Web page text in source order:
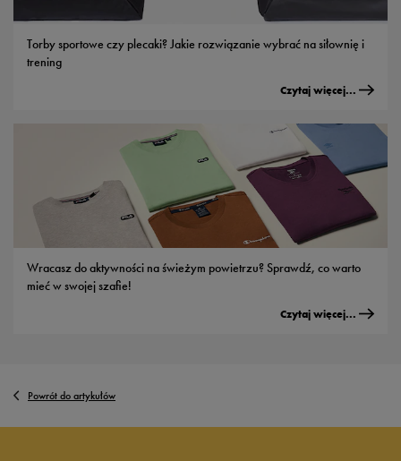
Torby sportowe czy plecaki? Jakie rozwiązanie wybrać na siłownię i
trening
Czytaj więcej...
Wracasz do aktywności na świeżym powietrzu? Sprawdź, co warto
mieć w swojej szafie!
Czytaj więcej...
Powrót do artykułów